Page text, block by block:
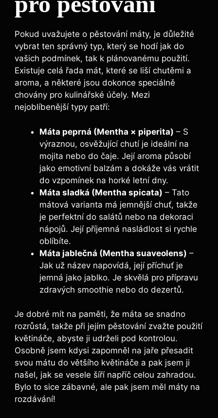
Pokud uvažujete o pěstování máty, je důležité
vybrat ten správný typ, který se hodí jak do
vašich podmínek, tak k plánovanému použití.
Existuje celá řada mát, které se liší chutěmi a
aroma, a některé jsou dokonce speciálně
chovány pro kulinářské účely. Mezi
nejoblíbenější typy patří:
Máta peprná (Mentha × piperita) – S
výraznou, osvěžující chutí je ideální na
mojita nebo do čaje. Její aroma působí
jako emotivní balzám a dokáže vás vrátit
do vzpomínek na horké letní dny.
Máta sladká (Mentha spicata) – Tato
mátová varianta má jemnější chuť, takže
je perfektní do salátů nebo na dekoraci
nápojů. Její příjemná nasládlost si rychle
oblíbíte.
Máta jablečná (Mentha suaveolens) –
Jak už název napovídá, její příchuť je
jemná jako jablko. Je skvělá pro přípravu
zdravých smoothie nebo do dezertů.
Je dobré mít na paměti, že máta se snadno
rozrůstá, takže při jejím pěstování zvažte použití
květináče, abyste ji udrželi pod kontrolou.
Osobně jsem kdysi zapomněl na jaře přesadit
svou mátu do většího květináče a pak jsem ji
našel, jak se vesele šíří napříč celou zahradou.
Bylo to sice zábavné, ale pak jsem měl máty na
rozdávání!